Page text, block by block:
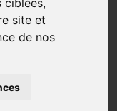
site et
de nos
résultats des
l’Autorité de la
effets des
de la